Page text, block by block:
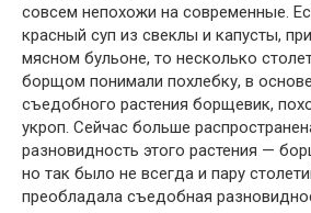
совсем непохожи на современные.
красный суп из свеклы и капусты,
мясном бульоне, то несколько
борщом понимали похлебку, в
съедобного растения борщевик,
укроп. Сейчас больше
разновидность этого растения —
но так было не всегда и пару
преобладала съедобная